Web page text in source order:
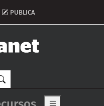
compte d'usuari
PUBLICA
de
Show main